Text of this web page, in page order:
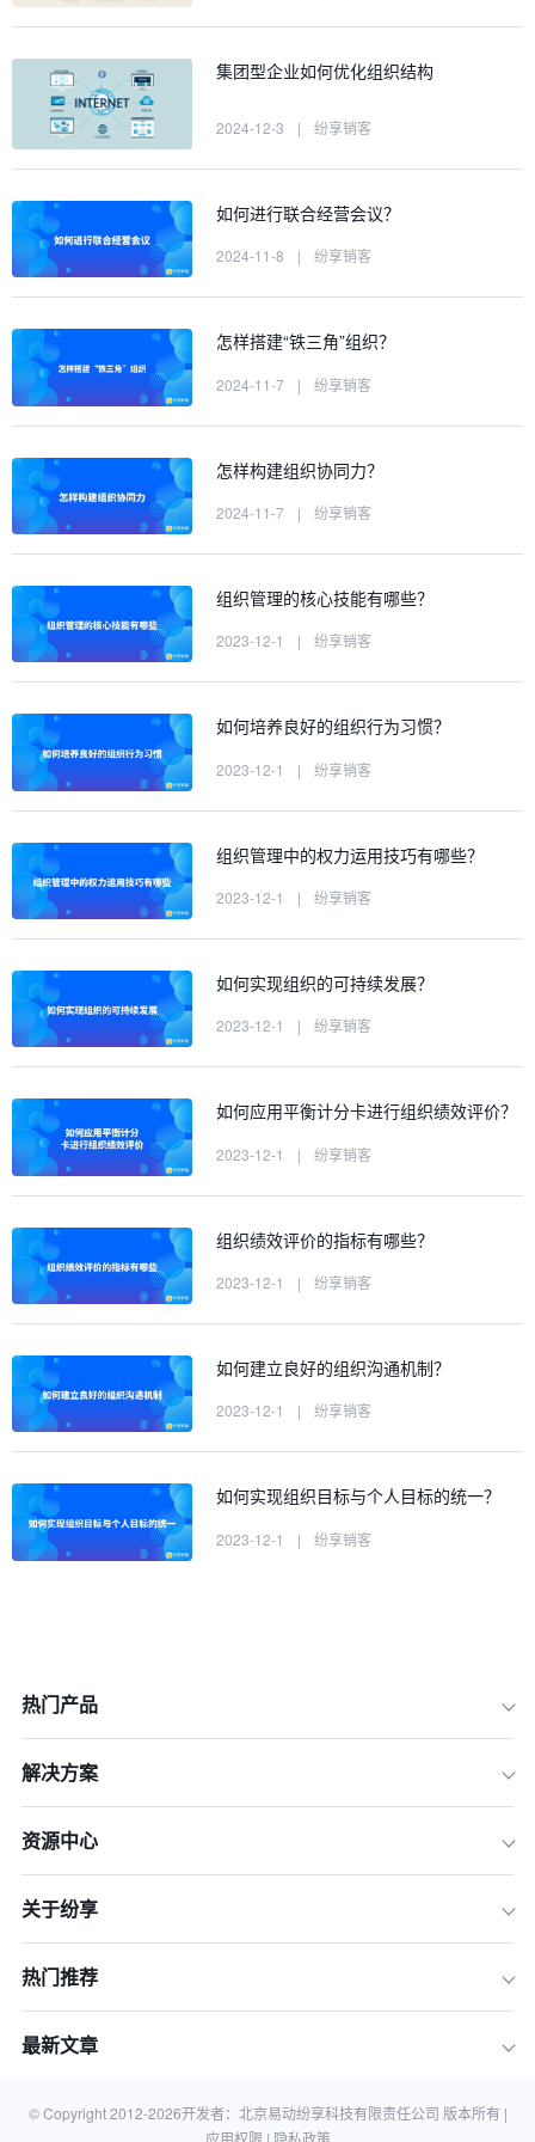
三、层级控制原则
七、变革原则
集团型企业如何优化组织结构
2024-12-3 | 纷享销客
如何进行联合经营会议？
2024-11-8 | 纷享销客
怎样搭建“铁三角”组织？
2024-11-7 | 纷享销客
怎样构建组织协同力？
2024-11-7 | 纷享销客
组织管理的核心技能有哪些？
2023-12-1 | 纷享销客
如何培养良好的组织行为习惯？
2023-12-1 | 纷享销客
组织管理中的权力运用技巧有哪些？
2023-12-1 | 纷享销客
如何实现组织的可持续发展？
2023-12-1 | 纷享销客
如何应用平衡计分卡进行组织绩效评价？
2023-12-1 | 纷享销客
组织绩效评价的指标有哪些？
2023-12-1 | 纷享销客
如何建立良好的组织沟通机制？
2023-12-1 | 纷享销客
如何实现组织目标与个人目标的统一？
2023-12-1 | 纷享销客
热门产品
解决方案
资源中心
关于纷享
热门推荐
最新文章
© Copyright 2012-2026开发者：北京易动纷享科技有限责任公司 版本所有 |
应用权限 | 隐私政策